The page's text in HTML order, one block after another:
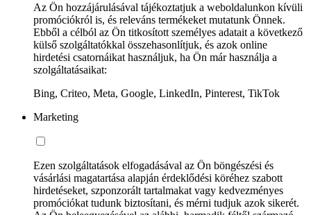
Az Ön hozzájárulásával tájékoztatjuk a weboldalunkon kívüli
promóciókról is, és releváns termékeket mutatunk Önnek.
Ebből a célból az Ön titkosított személyes adatait a következő
külső szolgáltatókkal összehasonlítjuk, és azok online
hirdetési csatornáikat használjuk, ha Ön már használja a
szolgáltatásaikat:
Bing, Criteo, Meta, Google, LinkedIn, Pinterest, TikTok
Marketing
Ezen szolgáltatások elfogadásával az Ön böngészési és
vásárlási magatartása alapján érdeklődési köréhez szabott
hirdetéseket, szponzorált tartalmakat vagy kedvezményes
promóciókat tudunk biztosítani, és mérni tudjuk azok sikerét.